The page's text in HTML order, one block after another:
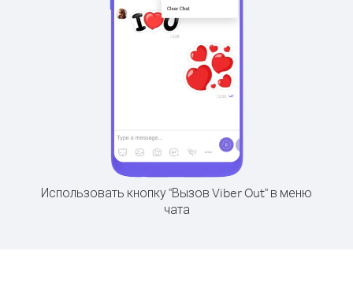
Использовать кнопку "Вызов Viber Out" в меню
чата